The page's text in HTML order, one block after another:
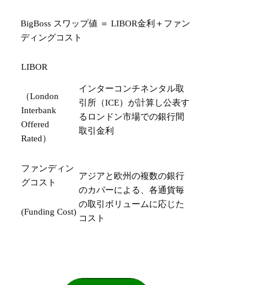
BigBoss スワップ値 ＝ LIBOR金利＋ファン
ディングコスト
LIBOR
（London
Interbank
Offered
Rated）
インターコンチネンタル取
引所（ICE）が計算し公表す
るロンドン市場での銀行間
取引金利
ファンディン
グコスト
(Funding Cost)
アジアと欧州の複数の銀行
のカバーによる、各通貨毎
の取引ボリュームに応じた
コスト